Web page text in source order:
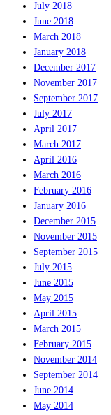
July 2018
June 2018
March 2018
January 2018
December 2017
November 2017
September 2017
July 2017
April 2017
March 2017
April 2016
March 2016
February 2016
January 2016
December 2015
November 2015
September 2015
July 2015
June 2015
May 2015
April 2015
March 2015
February 2015
November 2014
September 2014
June 2014
May 2014